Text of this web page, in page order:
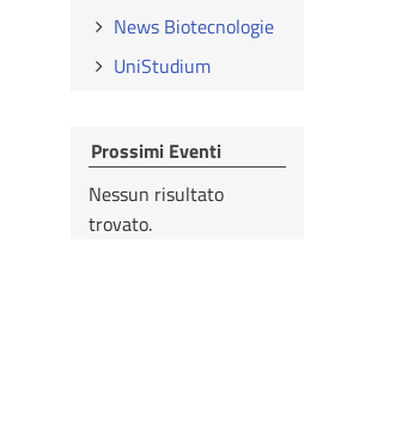
News Biotecnologie
UniStudium
Prossimi Eventi
Nessun risultato
trovato.